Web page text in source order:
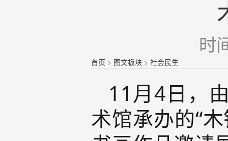
时
首页 > 图文板块 >社会民生
11月4日，
术馆承办的“